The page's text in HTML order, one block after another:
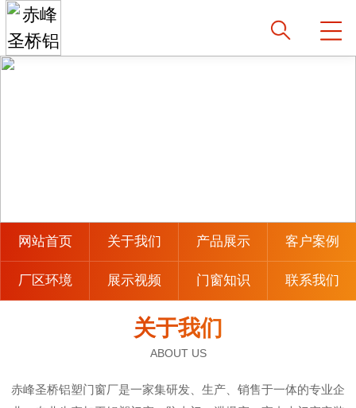
网站首页 关于我们 产品展示 客户案例
厂区环境 展示视频 门窗知识 联系我们
关于我们
ABOUT US
赤峰圣桥铝塑门窗厂是一家集研发、生产、销售于一体的专业企